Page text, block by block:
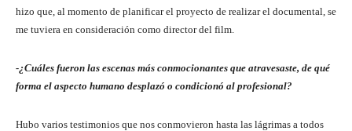
hizo que, al momento de planificar el proyecto de realizar el documental, se
me tuviera en consideración como director del film.
-¿Cuáles fueron las escenas más conmocionantes que atravesaste, de qué
forma el aspecto humano desplazó o condicionó al profesional?
Hubo varios testimonios que nos conmovieron hasta las lágrimas a todos